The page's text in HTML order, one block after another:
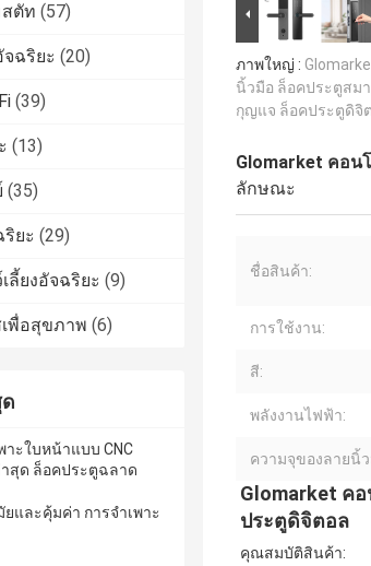
สตัท (57)
ฉริยะ (20)
(39)
(13)
(35)
ยะ (29)
ลี้ยงอัจฉริยะ (9)
พื่อสุขภาพ (6)
าะใบหน้าแบบ CNC
สุด ล็อคประตูฉลาด
และคุ้มค่า การจําเพาะ
ภาพใหญ่ :
นิ้วมือ ล็อคประตูสม
กุญแจ ล็อคประตูดิจิ
Glomarket คอน
ลักษณะ
ชื่อสินค้า:
การใช้งาน:
สี:
พลังงานไฟฟ้า:
ความจุของลายนิ้
Glomarket ค
ประตูดิจิตอล
คุณสมบัติสินค้า: